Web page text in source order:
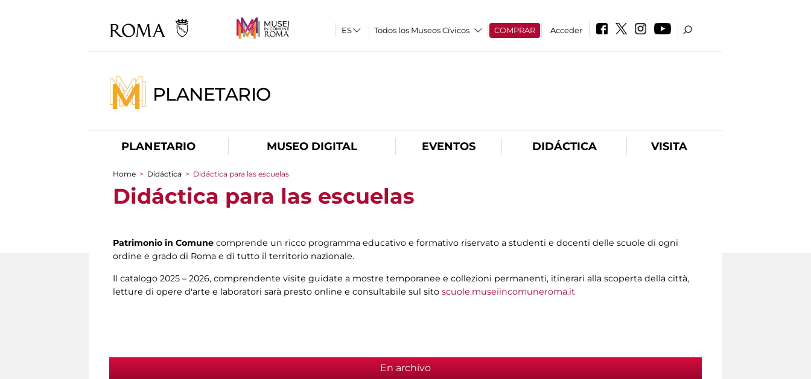
Todos los Museos Cívicos COMPRAR Acceder
PLANETARIO
PLANETARIO MUSEO DIGITAL EVENTOS DIDÁCTICA VISITA
You are here
Home > Didáctica > Didáctica para las escuelas
Didáctica para las escuelas
Patrimonio in Comune comprende un ricco programma educativo e formativo riservato a studenti e docenti delle scuole di ogni
ordine e grado di Roma e di tutto il territorio nazionale.
Il catalogo 2025 – 2026, comprendente visite guidate a mostre temporanee e collezioni permanenti, itinerari alla scoperta della città,
letture di opere d'arte e laboratori sarà presto online e consultabile sul sito scuole.museiincomuneroma.it
En archivo